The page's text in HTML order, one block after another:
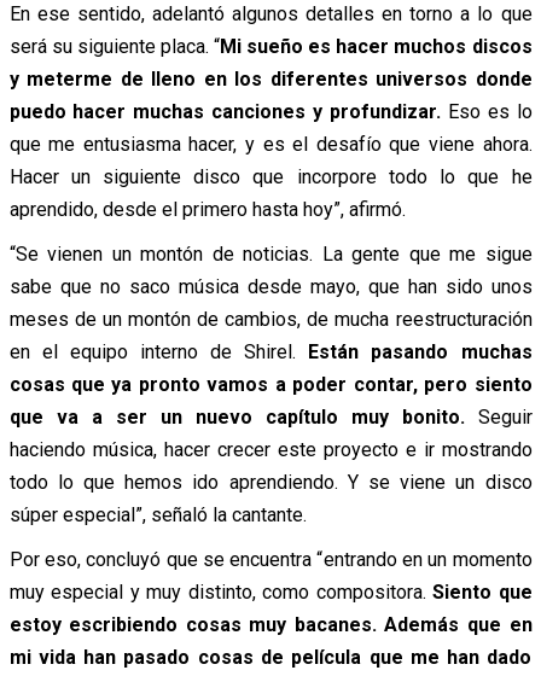
En ese sentido, adelantó algunos detalles en torno a lo que
será su siguiente placa. “Mi sueño es hacer muchos discos
y meterme de lleno en los diferentes universos donde
puedo hacer muchas canciones y profundizar. Eso es lo
que me entusiasma hacer, y es el desafío que viene ahora.
Hacer un siguiente disco que incorpore todo lo que he
aprendido, desde el primero hasta hoy”, afirmó.
“Se vienen un montón de noticias. La gente que me sigue
sabe que no saco música desde mayo, que han sido unos
meses de un montón de cambios, de mucha reestructuración
en el equipo interno de Shirel. Están pasando muchas
cosas que ya pronto vamos a poder contar, pero siento
que va a ser un nuevo capítulo muy bonito. Seguir
haciendo música, hacer crecer este proyecto e ir mostrando
todo lo que hemos ido aprendiendo. Y se viene un disco
súper especial”, señaló la cantante.
Por eso, concluyó que se encuentra “entrando en un momento
muy especial y muy distinto, como compositora. Siento que
estoy escribiendo cosas muy bacanes. Además que en
mi vida han pasado cosas de película que me han dado